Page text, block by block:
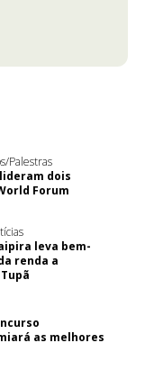
Palestras
lideram dois
Forum
leva bem-
renda a
as melhores